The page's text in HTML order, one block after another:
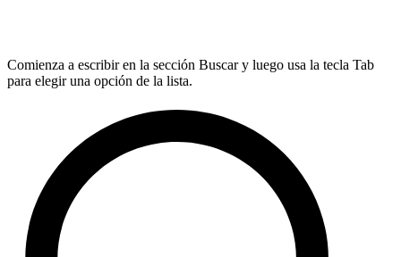
Comienza a escribir en la sección Buscar y luego usa la tecla Tab
para elegir una opción de la lista.